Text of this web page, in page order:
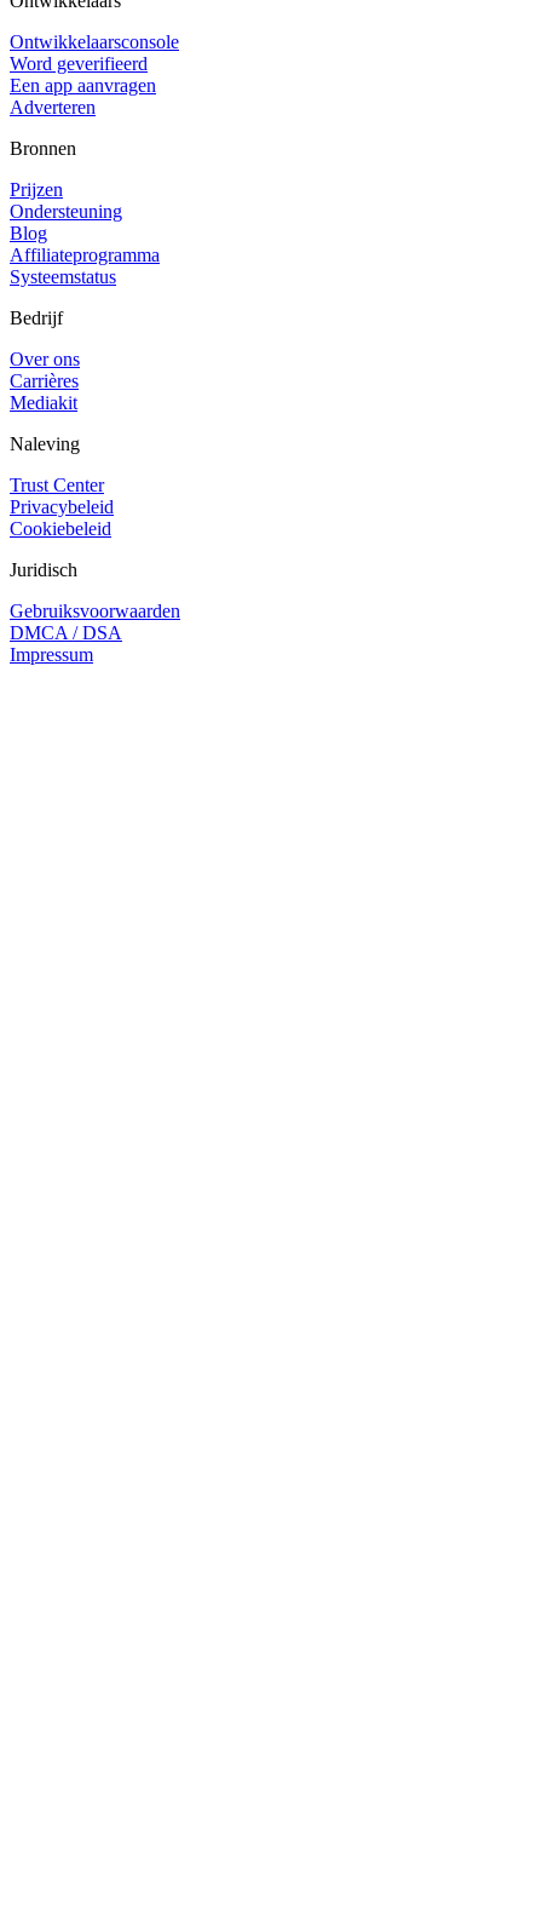
Ontwikkelaarsconsole
Word geverifieerd
Een app aanvragen
Adverteren
Bronnen
Prijzen
Ondersteuning
Blog
Affiliateprogramma
Systeemstatus
Bedrijf
Over ons
Carrières
Mediakit
Naleving
Trust Center
Privacybeleid
Cookiebeleid
Juridisch
Gebruiksvoorwaarden
DMCA / DSA
Impressum